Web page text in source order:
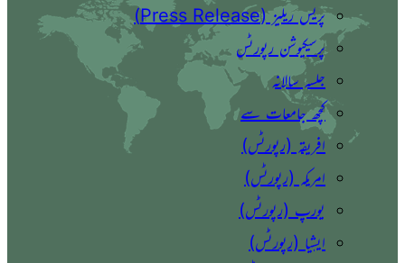
پریس ریلیز (Press Release)
پرسیکیوشن رپورٹس
جلسہ سالانہ
کچھ جامعات سے
افریقہ (رپورٹس)
امریکہ (رپورٹس)
یورپ (رپورٹس)
ایشیا (رپورٹس)